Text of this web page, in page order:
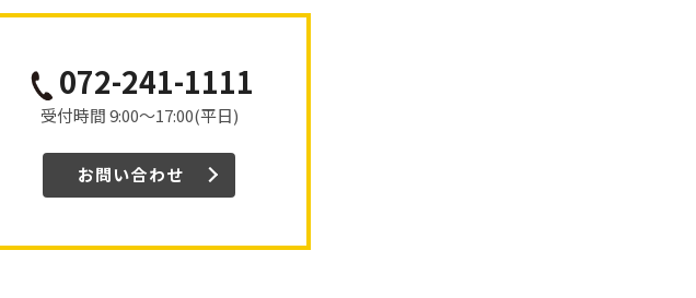
072-241-1111
受付時間 9:00〜17:00(平日)
お問い合わせ